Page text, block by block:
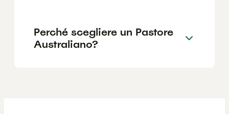
Perché scegliere un Pastore
Australiano?